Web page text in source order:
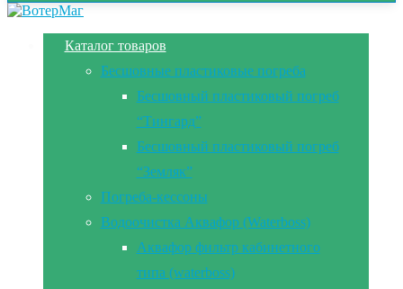
Каталог товаров
Бесшовные пластиковые погреба
Бесшовный пластиковый погреб
“Тингард”
Бесшовный пластиковый погреб
“Земляк”
Погреба-кессоны
Водоочистка Аквафор (Waterboss)
Аквафор фильтр кабинетного
типа (waterboss)